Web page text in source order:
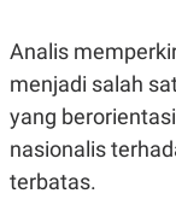
A
A
N
E
A
J
E
M
T
E
N
Analis
menjadi salah
yang
nasionalis
terbatas.